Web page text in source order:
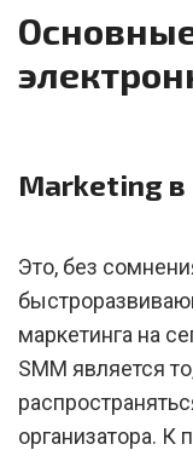
Marketing в
Это, без
маркетинга на
SMM является
организатора. К